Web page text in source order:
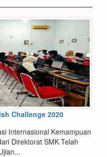
Challenge 2020
Internasional Kemampuan
Direktorat SMK Telah